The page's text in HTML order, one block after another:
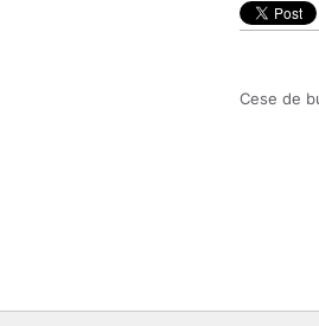
Cese de